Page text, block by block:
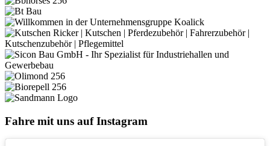
Fahre mit uns auf Instagram